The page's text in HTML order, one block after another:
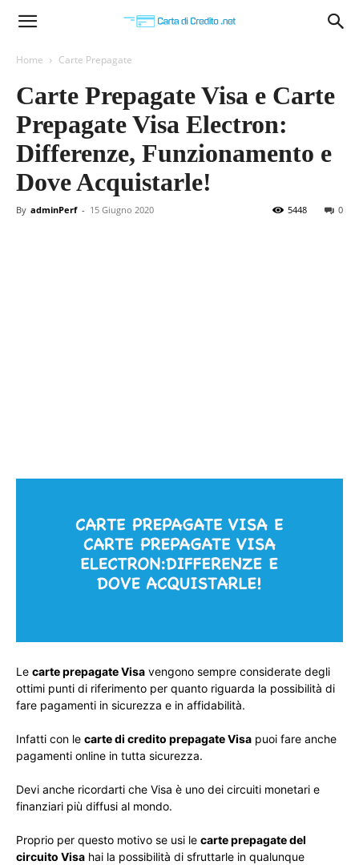
Carta
Credito
Home Carte Prepagate
Carte Prepagate Visa e Carte
Prepagate Visa Electron:
Differenze, Funzionamento e
Dove Acquistarle!
By adminPerf - 15 Giugno 2020 0
5448
Le carte prepagate Visa vengono sempre considerate degli
ottimi punti di riferimento per quanto riguarda la possibilità di
fare pagamenti in sicurezza e in affidabilità.
Infatti con le carte di credito prepagate Visa puoi fare anche
pagamenti online in tutta sicurezza.
Devi anche ricordarti che Visa è uno dei circuiti monetari e
finanziari più diffusi al mondo.
Proprio per questo motivo se usi le carte prepagate del
circuito Visa hai la possibilità di sfruttarle in qualunque